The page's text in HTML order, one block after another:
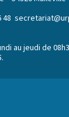
48
au jeudi de